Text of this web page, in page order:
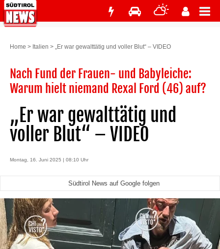
Home > Italien > „Er war gewalttätig und voller Blut“ – VIDEO
Nach Fund der Frauen- und Babyleiche:
Warum hielt niemand Rexal Ford (46) auf?
„Er war gewalttätig und
voller Blut“ – VIDEO
Montag, 16. Juni 2025 | 08:10 Uhr
Südtirol News auf Google folgen